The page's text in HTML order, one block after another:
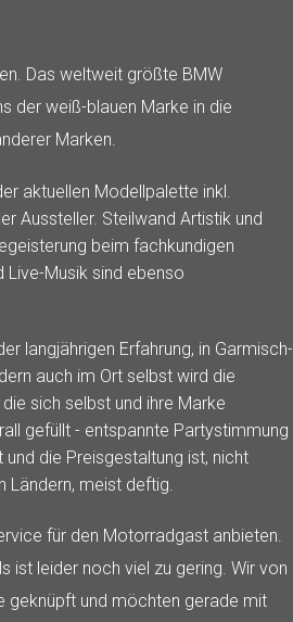
Das weltweit größte BMW
der weiß-blauen Marke in die
Marken.
aktuellen Modellpalette inkl.
Aussteller. Steilwand Artistik und
beim fachkundigen
Musik sind ebenso
langjährigen Erfahrung, in Garmisch-
auch im Ort selbst wird die
sich selbst und ihre Marke
gefüllt - entspannte Partystimmung
und die Preisgestaltung ist, nicht
Ländern, meist deftig.
für den Motorradgast anbieten.
ist leider noch viel zu gering. Wir von
geknüpft und möchten gerade mit